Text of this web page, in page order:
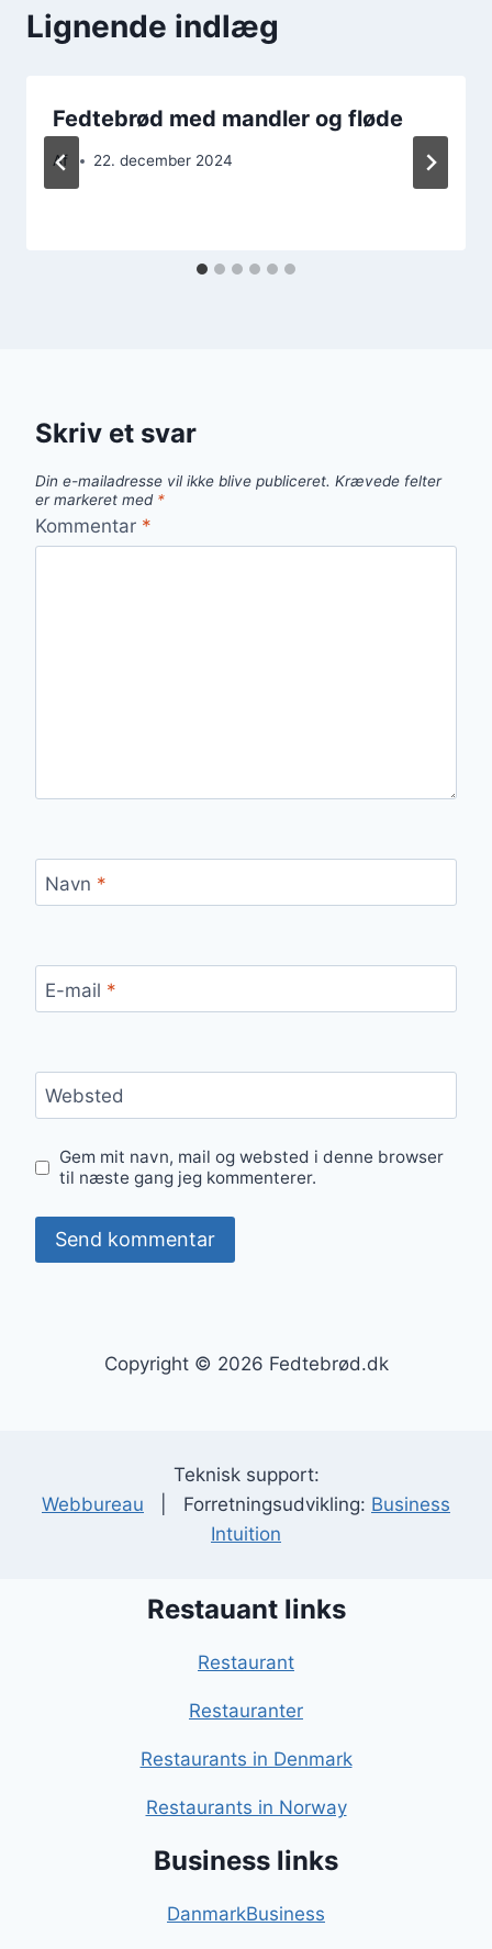
Lignende indlæg
Fedtebrød med mandler og fløde
Af 22. december 2024
Skriv et svar
Din e-mailadresse vil ikke blive publiceret. Krævede felter
er markeret med *
Kommentar *
Navn *
E-mail *
Websted
Gem mit navn, mail og websted i denne browser
til næste gang jeg kommenterer.
Copyright © 2026 Fedtebrød.dk
Teknisk support:
Webbureau | Forretningsudvikling: Business
Intuition
Restauant links
Restaurant
Restauranter
Restaurants in Denmark
Restaurants in Norway
Business links
DanmarkBusiness